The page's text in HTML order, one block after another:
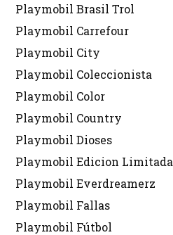
Playmobil Brasil Trol
Playmobil Carrefour
Playmobil City
Playmobil Coleccionista
Playmobil Color
Playmobil Country
Playmobil Dioses
Playmobil Edicion Limitada
Playmobil Everdreamerz
Playmobil Fallas
Playmobil Fútbol